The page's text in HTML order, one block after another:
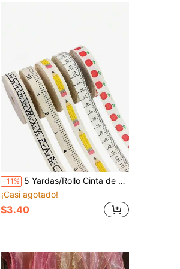
-11% 5 Yardas/Rollo Cinta de Regla con Letras de Campus de Regreso a la Escuela, Material de Manualidades DIY, Adecuado para Decoración de Papelería de Estudiantes en el Aula, Material de Envoltura de Regalos para la Semana de Agradecimiento al Maestro de Regreso a la Escuela, Cinta de Envoltura de Regalos Juvenil y Vibrante
¡Casi agotado!
$3.40